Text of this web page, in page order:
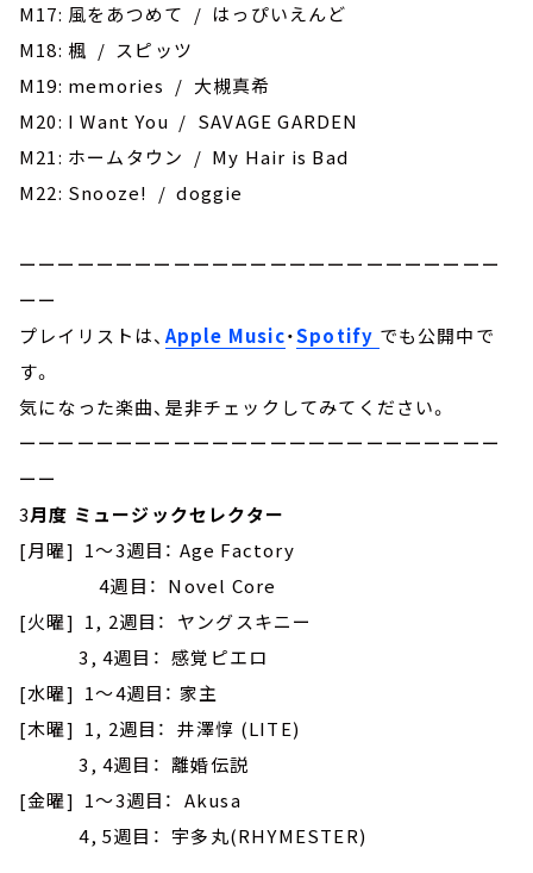
M17: 風をあつめて / はっぴいえんど
M18: 楓 / スピッツ
M19: memories / 大槻真希
M20: I Want You / SAVAGE GARDEN
M21: ホームタウン / My Hair is Bad
M22: Snooze! / doggie
ーーーーーーーーーーーーーーーーーーーーーーーーー
ーー
プレイリストは、 Apple Music・Spotify でも公開中で
す。
気になった楽曲、是非チェックしてみてください。
ーーーーーーーーーーーーーーーーーーーーーーーーー
ーー
3月度 ミュージックセレクター
[月曜] 1～3週目： Age Factory
4週目： Novel Core
[火曜] 1, 2週目： ヤングスキニー
3, 4週目： 感覚ピエロ
[水曜] 1～4週目： 家主
[木曜] 1, 2週目： 井澤惇 (LITE)
3, 4週目： 離婚伝説
[金曜] 1～3週目： Akusa
4, 5週目： 宇多丸(RHYMESTER)